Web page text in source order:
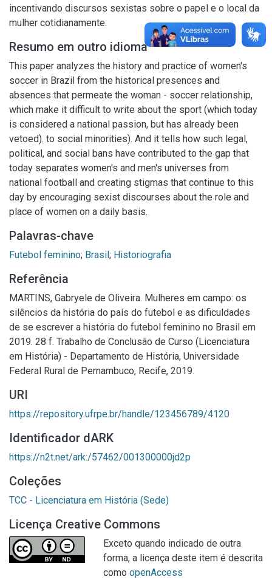
incentivando discursos sexistas sobre o papel e o local da
mulher cotidianamente.
Resumo em outro idioma
This paper analyzes the history and practice of women's
soccer in Brazil from the historical presences and
absences that permeate the woman - soccer relationship,
which make it difficult to write about the sport (which today
is considered a national passion, but has already been
vetoed). to social minorities). And it tells how such legal,
political, and social bans have contributed to the gap that
today separates women's and men's universes from
national football and creating stigmas that continue to this
day by encouraging sexist discourses about the role and
place of women on a daily basis.
Palavras-chave
Futebol feminino; Brasil; Historiografia
Referência
MARTINS, Gabryele de Oliveira. Mulheres em campo: os
silêncios da história do país do futebol e as dificuldades
de se escrever a história do futebol feminino no Brasil em
2019. 28 f. Trabalho de Conclusão de Curso (Licenciatura
em História) - Departamento de História, Universidade
Federal Rural de Pernambuco, Recife, 2019.
URI
https://repository.ufrpe.br/handle/123456789/4120
Identificador dARK
https://n2t.net/ark:/57462/001300000jd2p
Coleções
TCC - Licenciatura em História (Sede)
Licença Creative Commons
Exceto quando indicado de outra
forma, a licença deste item é descrita
como openAccess